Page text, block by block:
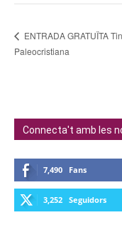
ENTRADA GRATUÏTA
Paleocristiana
Connecta't amb les
7,490 Fans
3,252 Seguidors